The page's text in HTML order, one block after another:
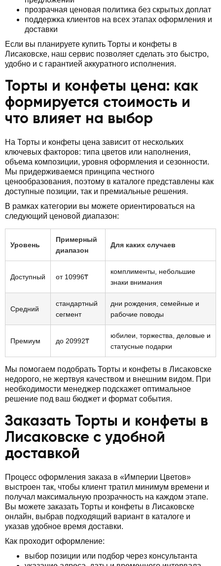
прозрачная ценовая политика без скрытых доплат
поддержка клиентов на всех этапах оформления и
доставки
Если вы планируете купить Торты и конфеты в
Лисаковске, наш сервис позволяет сделать это быстро,
удобно и с гарантией аккуратного исполнения.
Торты и конфеты цена: как
формируется стоимость и
что влияет на выбор
На Торты и конфеты цена зависит от нескольких
ключевых факторов: типа цветов или наполнения,
объема композиции, уровня оформления и сезонности.
Мы придерживаемся принципа честного
ценообразования, поэтому в каталоге представлены как
доступные позиции, так и премиальные решения.
В рамках категории вы можете ориентироваться на
следующий ценовой диапазон:
Уровень
Примерный
диапазон
Для каких случаев
Доступный от 10996₸
комплименты, небольшие
знаки внимания
Средний
стандартный
сегмент
дни рождения, семейные и
рабочие поводы
Премиум до 20992₸
юбилеи, торжества, деловые и
статусные подарки
Мы помогаем подобрать Торты и конфеты в Лисаковске
недорого, не жертвуя качеством и внешним видом. При
необходимости менеджер подскажет оптимальное
решение под ваш бюджет и формат события.
Заказать Торты и конфеты в
Лисаковске с удобной
доставкой
Процесс оформления заказа в «Империи Цветов»
выстроен так, чтобы клиент тратил минимум времени и
получал максимальную прозрачность на каждом этапе.
Вы можете заказать Торты и конфеты в Лисаковске
онлайн, выбрав подходящий вариант в каталоге и
указав удобное время доставки.
Как проходит оформление:
выбор позиции или подбор через консультанта